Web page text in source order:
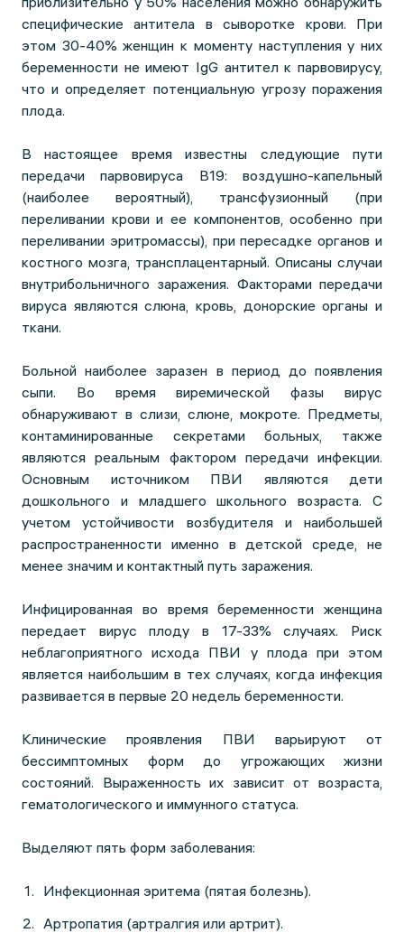
специфические антитела в сыворотке крови. При
этом 30-40% женщин к моменту наступления у них
беременности не имеют IgG антител к парвовирусу,
что и определяет потенциальную угрозу поражения
плода.
В настоящее время известны следующие пути
передачи парвовируса В19: воздушно-капельный
(наиболее вероятный), трансфузионный (при
переливании крови и ее компонентов, особенно при
переливании эритромассы), при пересадке органов и
костного мозга, трансплацентарный. Описаны случаи
внутрибольничного заражения. Факторами передачи
вируса являются слюна, кровь, донорские органы и
ткани.
Больной наиболее заразен в период до появления
сыпи. Во время виремической фазы вирус
обнаруживают в слизи, слюне, мокроте. Предметы,
контаминированные секретами больных, также
являются реальным фактором передачи инфекции.
Основным источником ПВИ являются дети
дошкольного и младшего школьного возраста. С
учетом устойчивости возбудителя и наибольшей
распространенности именно в детской среде, не
менее значим и контактный путь заражения.
Инфицированная во время беременности женщина
передает вирус плоду в 17-33% случаях. Риск
неблагоприятного исхода ПВИ у плода при этом
является наибольшим в тех случаях, когда инфекция
развивается в первые 20 недель беременности.
Клинические проявления ПВИ варьируют от
бессимптомных форм до угрожающих жизни
состояний. Выраженность их зависит от возраста,
гематологического и иммунного статуса.
Выделяют пять форм заболевания:
Инфекционная эритема (пятая болезнь).
Артропатия (артралгия или артрит).